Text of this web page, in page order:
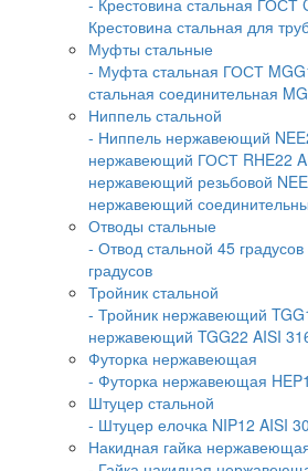
Крестовина стальная для
Муфты стальные
- Муфта стальная ГОСТ
стальная соединительная
Ниппель стальной
- Ниппель нержавеющий
нержавеющий ГОСТ RHE22
нержавеющий резьбовой
нержавеющий
Отводы стальные
- Отвод стальной 45 градусов
градусов
Тройник стальной
- Тройник нержавеющий
нержавеющий TGG22 AISI
Футорка нержавеющая
- Футорка нержавеющая
Штуцер стальной
- Штуцер елочка NIP12 AISI
Накидная гайка